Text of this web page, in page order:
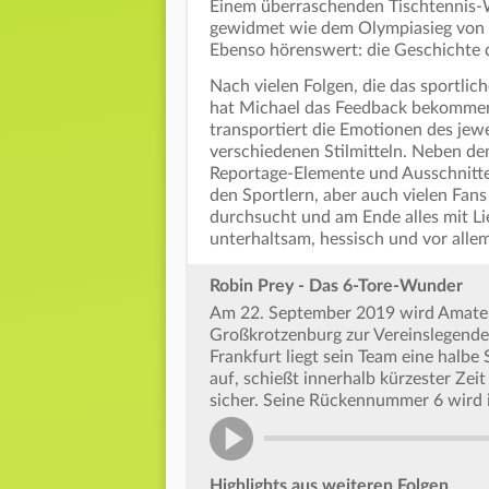
Einem überraschenden
gewidmet wie dem Olympiasieg
Ebenso hörenswert: die
Nach vielen Folgen, die das
hat Michael das Feedback
transportiert die Emotionen des
verschiedenen Stilmitteln. Neben
Reportage-Elemente und
den Sportlern, aber auch vielen
durchsucht und am Ende alles mit
unterhaltsam, hessisch und vor
Robin Prey - Das 6-Tore-Wunder
Am 22. September 2019 wird
Großkrotzenburg zur
Frankfurt liegt sein Team eine
auf, schießt innerhalb kürzester
sicher. Seine Rückennummer 6
Highlights aus weiteren Folgen